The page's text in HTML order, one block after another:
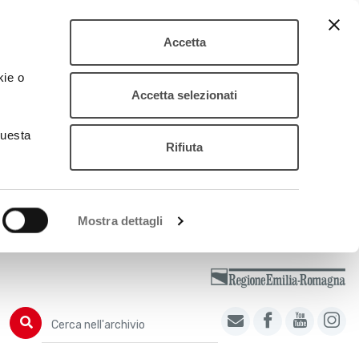
o
Mostra dettagli
Accetta
Accetta selezionati
Rifiuta
Cerca
Cerca nell'archivio